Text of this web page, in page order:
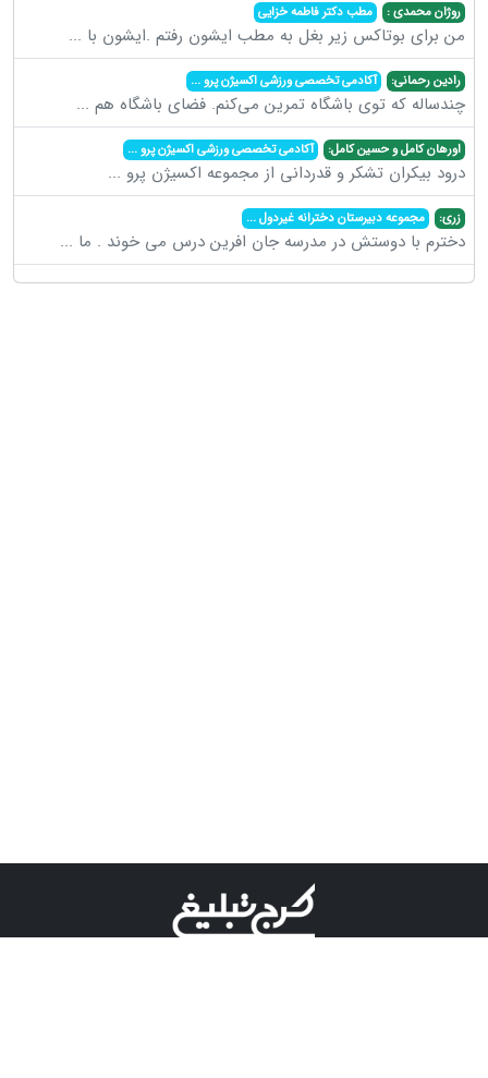
روژان محمدی : مطب دکتر فاطمه خزایی
من برای بوتاکس زیر بغل به مطب ایشون رفتم .ایشون با ...
رادین رحمانی: آکادمی تخصصی ورزشی اکسیژن پرو...
چندساله که توی باشگاه تمرین می‌کنم. فضای باشگاه هم ...
اورهان کامل و حسین کامل: آکادمی تخصصی ورزشی اکسیژن پرو...
درود بیکران تشکر و قدردانی از مجموعه اکسیژن پرو ...
زری: مجموعه دبیرستان دخترانه غیردول...
دخترم با دوستش در مدرسه جان افرین درس می خوند . ما ...